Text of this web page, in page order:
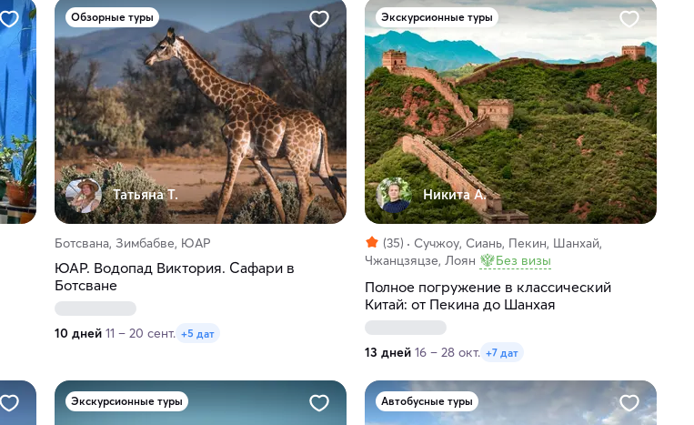
Обзорные туры
Татьяна Т.
Ботсвана, Зимбабве, ЮАР
ЮАР. Водопад Виктория. Сафари в
Ботсване
10 дней 11 – 20 сент. +5 дат
Экскурсионные туры
Никита А.
(35)
Сучжоу, Сиань, Пекин, Шанхай,
Чжанцзяцзе, Лоян
Без визы
Полное погружение в классический
Китай: от Пекина до Шанхая
13 дней 16 – 28 окт. +7 дат
Экскурсионные туры Автобусные туры